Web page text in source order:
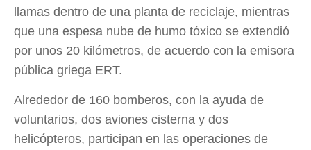
llamas dentro de una planta de reciclaje, mientras
que una espesa nube de humo tóxico se extendió
por unos 20 kilómetros, de acuerdo con la emisora
pública griega ERT.
Alrededor de 160 bomberos, con la ayuda de
voluntarios, dos aviones cisterna y dos
helicópteros, participan en las operaciones de